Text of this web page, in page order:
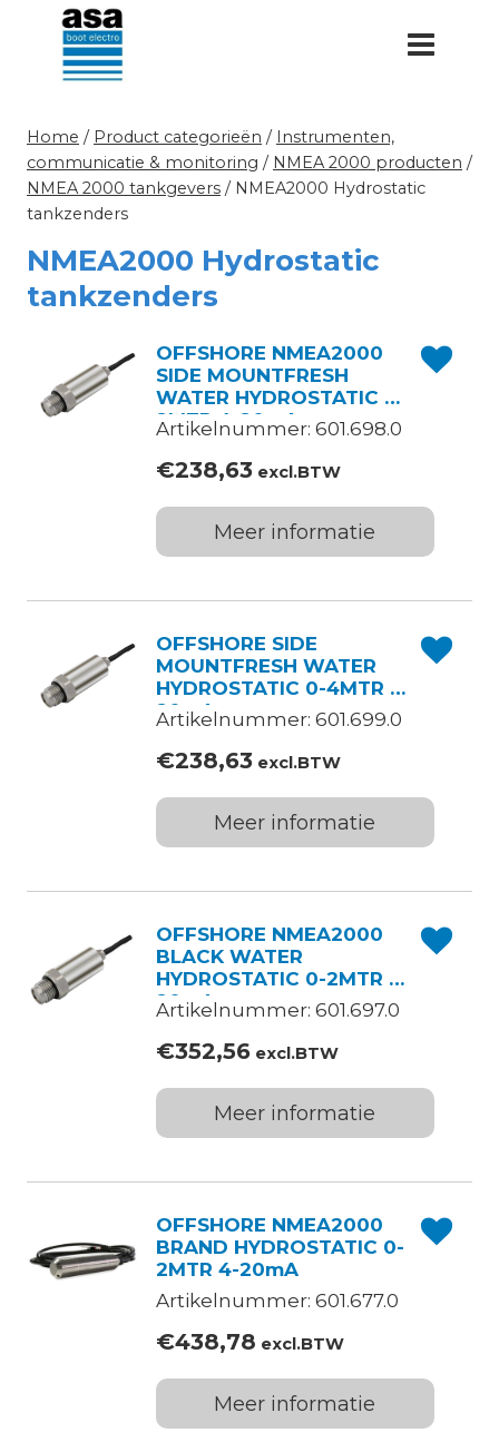
Doorgaan
inhoud
Home / Product categorieën / Instrumenten,
communicatie & monitoring / NMEA 2000 producten /
NMEA 2000 tankgevers / NMEA2000 Hydrostatic
tankzenders
NMEA2000 Hydrostatic
tankzenders
OFFSHORE NMEA2000
SIDE MOUNTFRESH
WATER HYDROSTATIC 0-
2MTR 4-20mA
Artikelnummer: 601.698.0
€238,63excl.BTW
Meer informatie
OFFSHORE SIDE
MOUNTFRESH WATER
HYDROSTATIC 0-4MTR 4-
20mA
Artikelnummer: 601.699.0
€238,63excl.BTW
Meer informatie
OFFSHORE NMEA2000
BLACK WATER
HYDROSTATIC 0-2MTR 4-
20mA
Artikelnummer: 601.697.0
€352,56excl.BTW
Meer informatie
OFFSHORE NMEA2000
BRAND HYDROSTATIC 0-
2MTR 4-20mA
Artikelnummer: 601.677.0
€438,78 excl.BTW
Meer informatie